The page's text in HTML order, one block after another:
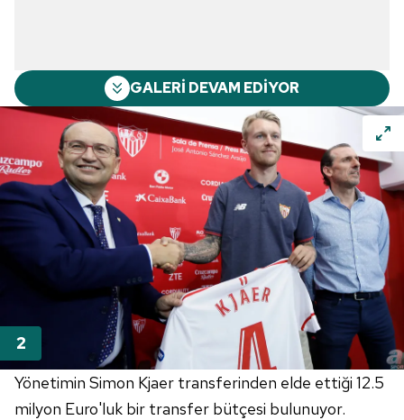
GALERİ DEVAM EDİYOR
Yönetimin Simon Kjaer transferinden elde ettiği 12.5
milyon Euro'luk bir transfer bütçesi bulunuyor.